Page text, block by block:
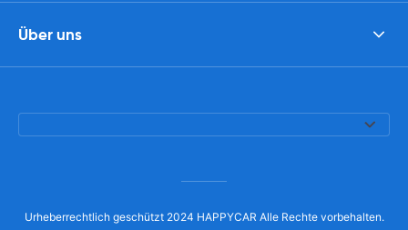
Über uns
Urheberrechtlich geschützt 2024 HAPPYCAR Alle Rechte vorbehalten.